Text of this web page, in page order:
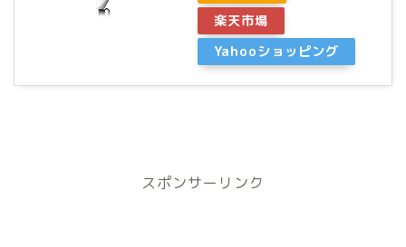
楽天市場
Yahooショッピング
スポンサーリンク